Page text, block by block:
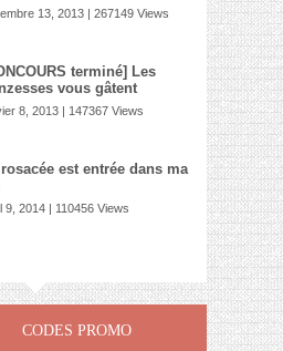
13, 2013 | 267149 Views
terminé] Les
vous gâtent
8, 2013 | 147367 Views
rosacée est entrée dans ma
9, 2014 | 110456 Views
CODES PROMO